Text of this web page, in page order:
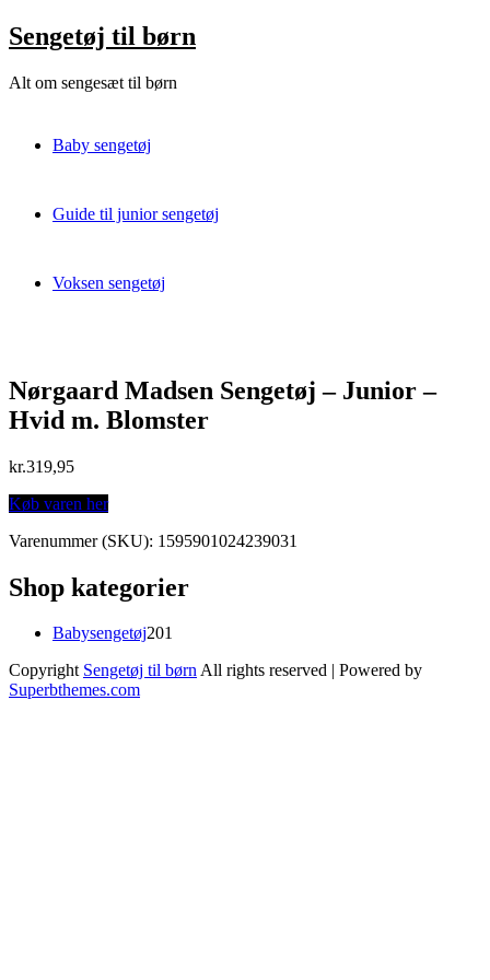
Skip
to
Sengetøj til børn
Alt om sengesæt til børn
Baby sengetøj
Guide til junior sengetøj
Voksen sengetøj
Nørgaard Madsen Sengetøj – Junior –
Hvid m. Blomster
kr.319,95
Køb varen her
Varenummer (SKU): 1595901024239031
Shop kategorier
Babysengetøj201
Copyright Sengetøj til børnAll rights reserved | Powered by
Superbthemes.com